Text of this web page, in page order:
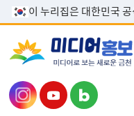
이 누리집은 대한민국